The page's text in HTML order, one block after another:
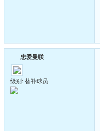
忠爱曼联
级别: 替补球员